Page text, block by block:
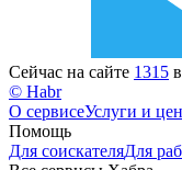
Сейчас на сайте 1315
© Habr
О сервисеУслуги и
Помощь
Для соискателяДля